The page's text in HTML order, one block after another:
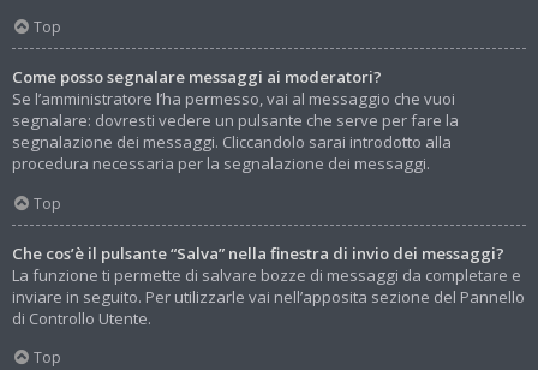
Top
Come posso segnalare messaggi ai moderatori?
Se l’amministratore l’ha permesso, vai al messaggio che vuoi
segnalare: dovresti vedere un pulsante che serve per fare la
segnalazione dei messaggi. Cliccandolo sarai introdotto alla
procedura necessaria per la segnalazione dei messaggi.
Top
Che cos’è il pulsante “Salva” nella finestra di invio dei messaggi?
La funzione ti permette di salvare bozze di messaggi da completare e
inviare in seguito. Per utilizzarle vai nell’apposita sezione del Pannello
di Controllo Utente.
Top